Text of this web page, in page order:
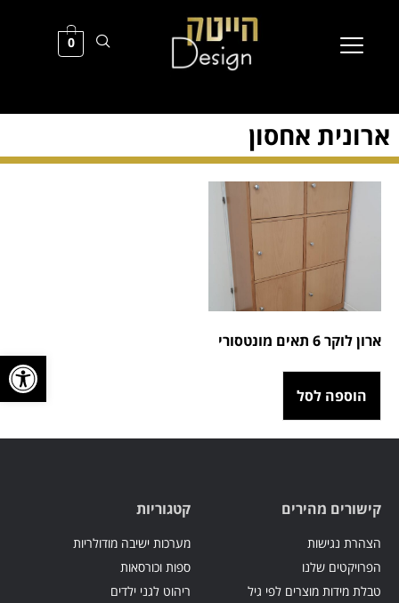
פתח
0
ארונית אחסון
ארון לוקר 6 תאים מונטסורי
הוספה לסל
קישורים מהירים
הצהרת נגישות
הפרויקטים שלנו
טבלת מידות מוצרים לפי גיל
קטגוריות
מערכות ישיבה מודולריות
ספות וכורסאות
ריהוט לגני ילדים